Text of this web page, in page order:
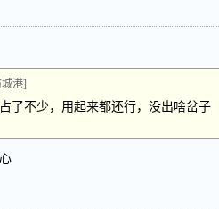
港]
了不少，用起来都还行，没出啥岔子